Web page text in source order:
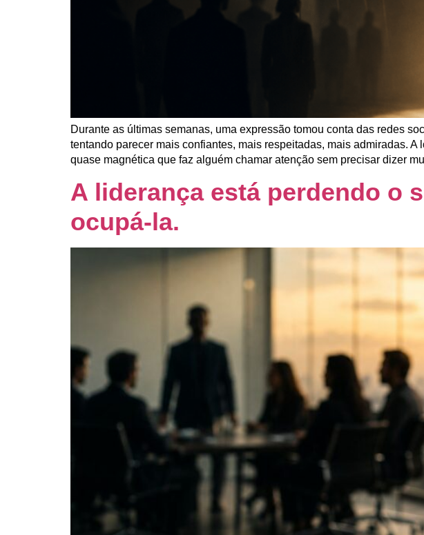
Durante as últimas semanas, uma expressão tomou conta das redes
tentando parecer mais confiantes, mais respeitadas, mais admiradas.
quase magnética que faz alguém chamar atenção sem precisar dizer
A liderança está perdendo o
ocupá-la.